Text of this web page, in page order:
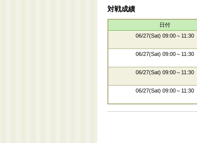
対戦成績
日付
06/27(Sat) 09:00～11:30
06/27(Sat) 09:00～11:30
06/27(Sat) 09:00～11:30
06/27(Sat) 09:00～11:30